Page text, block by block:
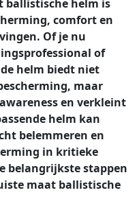
ballistische helm is
comfort en
Of je nu
of
helm biedt niet
maar
en verkleint
helm kan
belemmeren en
in kritieke
belangrijkste stappen
maat ballistische